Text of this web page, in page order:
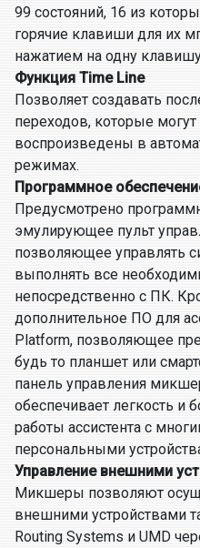
99 состояний, 16 из
горячие клавиши для их
нажатием на одну
Функция Time Line
Позволяет создавать
переходов, которые
воспроизведены в
режимах.
Программное
Предусмотрено
эмулирующее пульт
позволяющее управлять
выполнять все
непосредственно с ПК.
дополнительное ПО для
Platform, позволяющее
будь то планшет или
панель управления
обеспечивает легкость и
работы ассистента с
персональными
Управление внешними
Микшеры позволяют
внешними устройствами
Routing Systems и UMD